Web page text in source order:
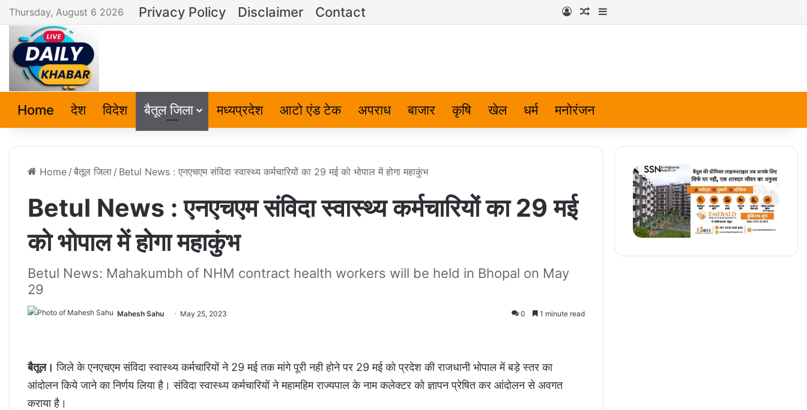
Thursday, August 6 2026 Privacy Policy Disclaimer Contact Log InRandom Article
Home देश विदेश बैतूल जिला मध्यप्रदेश आटो एंड टेक अपराध बाजार कृषि खेल धर्म मनोरंजन
Home / बैतूल जिला / Betul News : एनएचएम संविदा स्वास्थ्य कर्मचारियों का 29 मई को भोपाल में होगा महाकुंभ
Betul News : एनएचएम संविदा स्वास्थ्य कर्मचारियों का 29 मई
को भोपाल में होगा महाकुंभ
Betul News: Mahakumbh of NHM contract health workers will be held in Bhopal on May
29
Mahesh Sahu May 25, 2023 0 1 minute read
बैतूल। जिले के एनएचएम संविदा स्वास्थ्य कर्मचारियों ने 29 मई तक मांगे पूरी नही होने पर 29 मई को प्रदेश की राजधानी भोपाल में बड़े स्तर का
आंदोलन किये जाने का निर्णय लिया है। संविदा स्वास्थ्य कर्मचारियों ने महामहिम राज्यपाल के नाम कलेक्टर को ज्ञापन प्रेषित कर आंदोलन से अवगत
कराया है।